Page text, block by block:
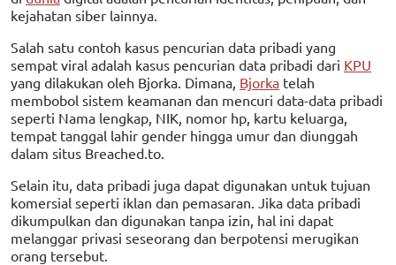
kejahatan siber lainnya.
Salah satu contoh kasus pencurian data pribadi yang
sempat viral adalah kasus pencurian data pribadi dari KPU
yang dilakukan oleh Bjorka. Dimana, Bjorka telah
membobol sistem keamanan dan mencuri data-data pribadi
seperti Nama lengkap, NIK, nomor hp, kartu keluarga,
tempat tanggal lahir gender hingga umur dan diunggah
dalam situs Breached.to.
Selain itu, data pribadi juga dapat digunakan untuk tujuan
komersial seperti iklan dan pemasaran. Jika data pribadi
dikumpulkan dan digunakan tanpa izin, hal ini dapat
melanggar privasi seseorang dan berpotensi merugikan
orang tersebut.